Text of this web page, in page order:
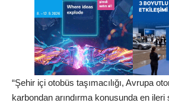
“Şehir içi otobüs taşımacılığı, Avrupa
karbondan arındırma konusunda en